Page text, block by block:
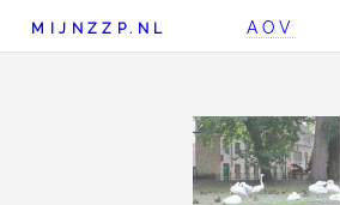
MIJNZZP.NL AOV